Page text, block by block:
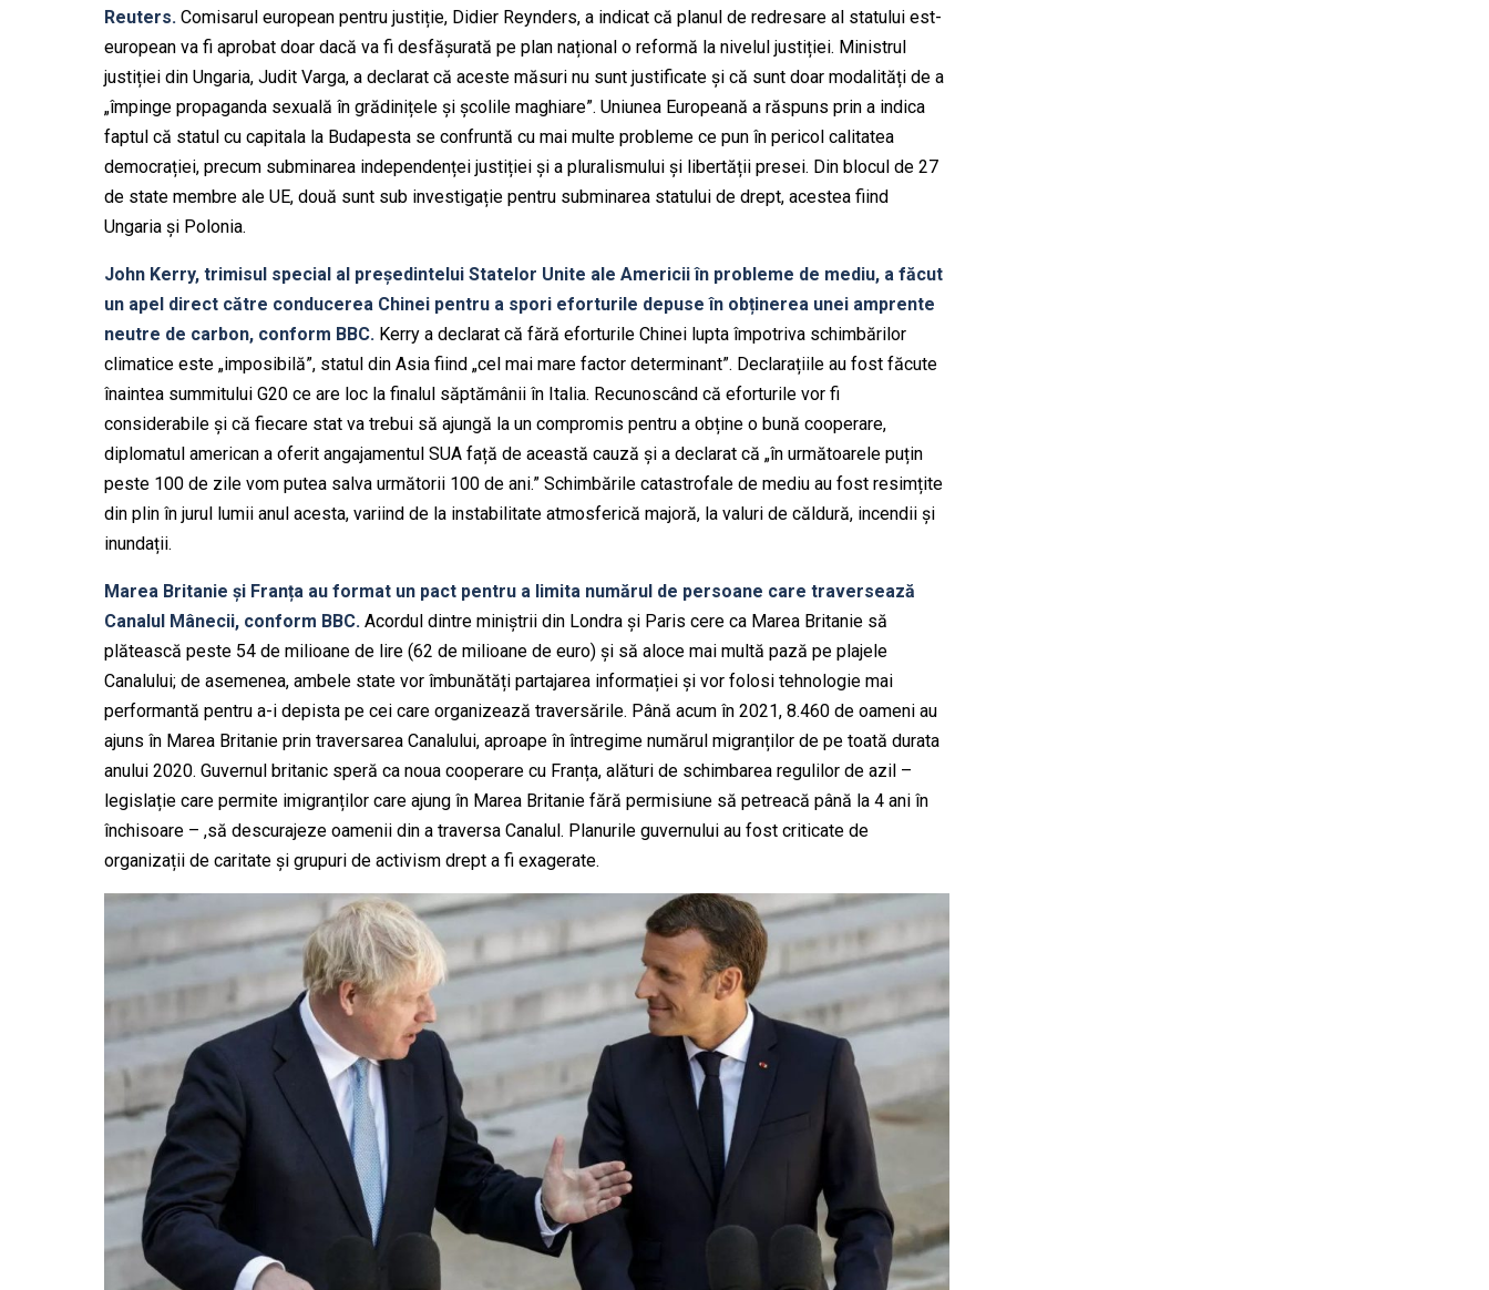
Reuters. Comisarul european pentru justiție, Didier Reynders, a indicat că planul de redresare al statului est-
european va fi aprobat doar dacă va fi desfășurată pe plan național o reformă la nivelul justiției. Ministrul
justiției din Ungaria, Judit Varga, a declarat că aceste măsuri nu sunt justificate și că sunt doar modalități de a
„împinge propaganda sexuală în grădinițele și școlile maghiare”. Uniunea Europeană a răspuns prin a indica
faptul că statul cu capitala la Budapesta se confruntă cu mai multe probleme ce pun în pericol calitatea
democrației, precum subminarea independenței justiției și a pluralismului și libertății presei. Din blocul de 27
de state membre ale UE, două sunt sub investigație pentru subminarea statului de drept, acestea fiind
Ungaria și Polonia.
John Kerry, trimisul special al președintelui Statelor Unite ale Americii în probleme de mediu, a făcut
un apel direct către conducerea Chinei pentru a spori eforturile depuse în obținerea unei amprente
neutre de carbon, conform BBC. Kerry a declarat că fără eforturile Chinei lupta împotriva schimbărilor
climatice este „imposibilă”, statul din Asia fiind „cel mai mare factor determinant”. Declarațiile au fost făcute
înaintea summitului G20 ce are loc la finalul săptămânii în Italia. Recunoscând că eforturile vor fi
considerabile și că fiecare stat va trebui să ajungă la un compromis pentru a obține o bună cooperare,
diplomatul american a oferit angajamentul SUA față de această cauză și a declarat că „în următoarele puțin
peste 100 de zile vom putea salva următorii 100 de ani.” Schimbările catastrofale de mediu au fost resimțite
din plin în jurul lumii anul acesta, variind de la instabilitate atmosferică majoră, la valuri de căldură, incendii și
inundații.
Marea Britanie și Franța au format un pact pentru a limita numărul de persoane care traversează
Canalul Mânecii, conform BBC. Acordul dintre miniștrii din Londra și Paris cere ca Marea Britanie să
plătească peste 54 de milioane de lire (62 de milioane de euro) și să aloce mai multă pază pe plajele
Canalului; de asemenea, ambele state vor îmbunătăți partajarea informației și vor folosi tehnologie mai
performantă pentru a-i depista pe cei care organizează traversările. Până acum în 2021, 8.460 de oameni au
ajuns în Marea Britanie prin traversarea Canalului, aproape în întregime numărul migranților de pe toată durata
anului 2020. Guvernul britanic speră ca noua cooperare cu Franța, alături de schimbarea regulilor de azil –
legislație care permite imigranților care ajung în Marea Britanie fără permisiune să petreacă până la 4 ani în
închisoare – ,să descurajeze oamenii din a traversa Canalul. Planurile guvernului au fost criticate de
organizații de caritate și grupuri de activism drept a fi exagerate.